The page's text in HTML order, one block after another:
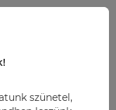
fóliák
szünetel,